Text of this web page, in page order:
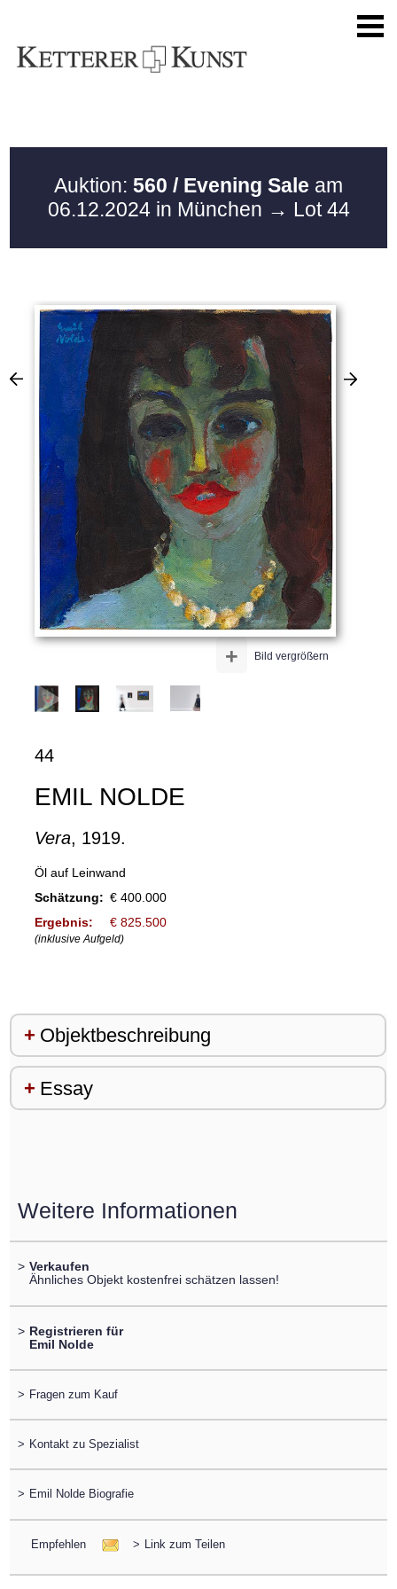
Auktion: 560 / Evening Sale am
06.12.2024 in München → Lot 44
Bild vergrößern
+
44
EMIL NOLDE
Vera, 1919.
Öl auf Leinwand
Schätzung: € 400.000
Ergebnis:
€ 825.500
(inklusive Aufgeld)
Objektbeschreibung
Essay
Weitere Informationen
> Verkaufen
Ähnliches Objekt kostenfrei schätzen lassen!
> Registrieren für
Emil Nolde
> Fragen zum Kauf
> Kontakt zu Spezialist
> Emil Nolde Biografie
Empfehlen > Link zum Teilen